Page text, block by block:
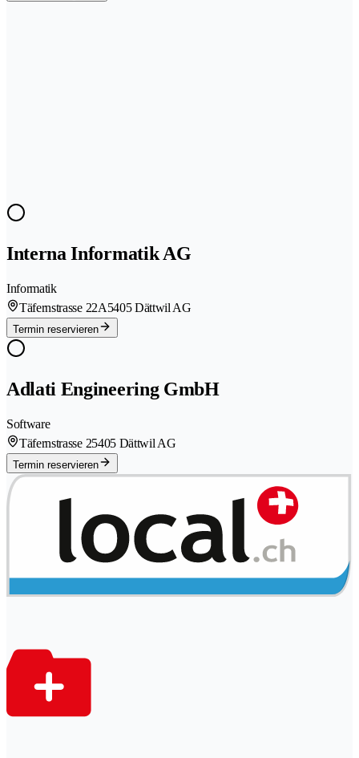
Interna Informatik AG
Informatik
Täfernstrasse 22A5405 Dättwil AG
Termin reservieren
Adlati Engineering GmbH
Software
Täfernstrasse 25405 Dättwil AG
Termin reservieren